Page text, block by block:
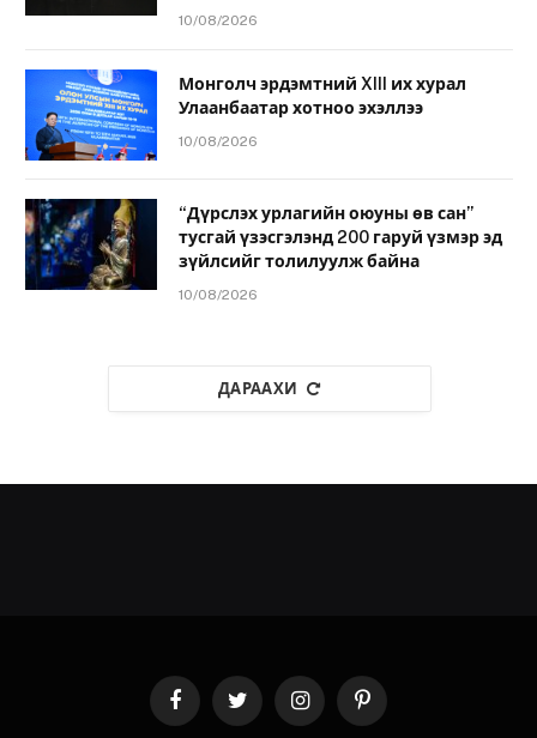
10/08/2026
Монголч эрдэмтний XIII их хурал
Улаанбаатар хотноо эхэллээ
10/08/2026
“Дүрслэх урлагийн оюуны өв сан”
тусгай үзэсгэлэнд 200 гаруй үзмэр эд
зүйлсийг толилуулж байна
10/08/2026
ДАРААХИ
FacebookTwitter InstagramPinterest